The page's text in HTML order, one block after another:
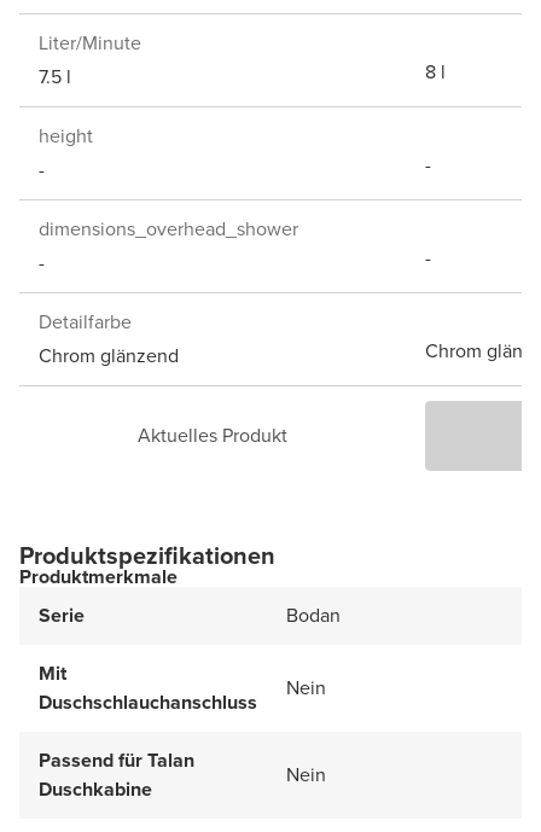
Liter/Minute
7.5 l
8 l
height
-
-
dimensions_overhead_shower
-
-
Detailfarbe
Chrom glänzend
Chrom
Aktuelles Produkt
Produktspezifikationen
Produktmerkmale
Serie
Bodan
Mit
Duschschlauchanschluss
Nein
Passend für Talan
Duschkabine
Nein